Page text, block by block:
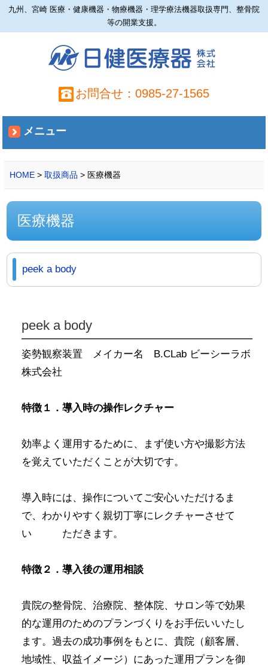
九州、宮崎 医療・健康機器・物療機器・理学療法機器取扱専門、整骨院
等の開業支援。
お問合せ：0985-27-1565
メニュー
HOME> 取扱商品 > 医療機器
医療機器
peek a body
peek a body
姿勢観察装置 メイカー名 B.CLab ビーシーラボ
株式会社
特徴１．導入時の操作レクチャー
効率よく運用するために、まず使い方や撮影方法
を覚えていただくことが大切です。
導入時には、操作についてご安心いただけるま
で、わかりやすく親切丁寧にレクチャーさせて
い ただきます。
特徴２．導入後の運用相談
貴院の整骨院、治療院、整体院、サロン等で効果
的な運用のためのプランづくりをお手伝いいたし
ます。過去の成功事例をもとに、貴院（顧客層、
地域性、収益イメージ）にあった運用プランを御